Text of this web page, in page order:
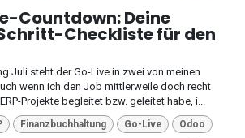
Countdown: Deine
Checkliste für den
Juli steht der Go-Live in zwei von meinen
wenn ich den Job mittlerweile doch recht
Projekte begleitet bzw. geleitet habe, i...
Finanzbuchhaltung Go-Live
Odoo